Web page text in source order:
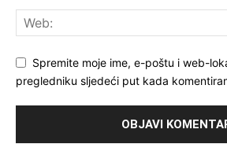
Spremite moje ime, e-poštu i web-
pregledniku sljedeći put kada